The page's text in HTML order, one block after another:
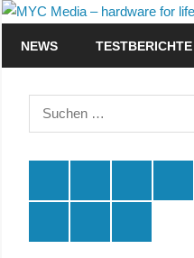
Zum
NEWS TESTBERICHTE
Suchen
nach: